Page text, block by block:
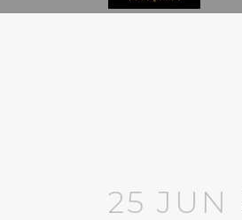
25 JUN